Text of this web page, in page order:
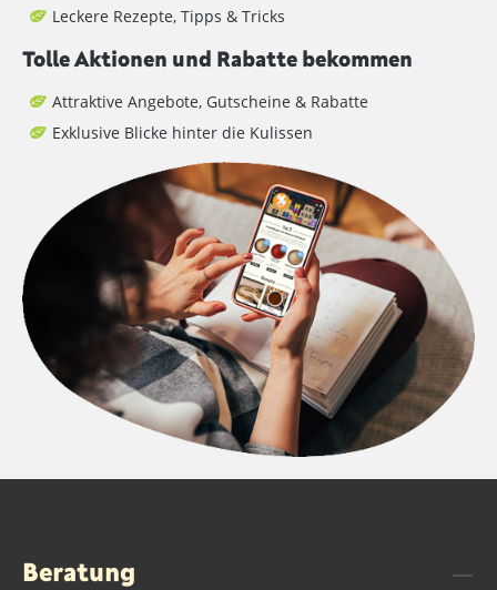
Leckere Rezepte, Tipps & Tricks
Tolle Aktionen und Rabatte bekommen
Attraktive Angebote, Gutscheine & Rabatte
Exklusive Blicke hinter die Kulissen
Beratung